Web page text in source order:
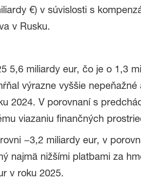
€) v súvislosti s
v Rusku.
5,6 miliardy eur, čo je o 1,3
výrazne vyššie
2024. V porovnaní s
viazaniu finančných
−3,2 miliardy eur, v
najmä nižšími platbami za
v roku 2025.